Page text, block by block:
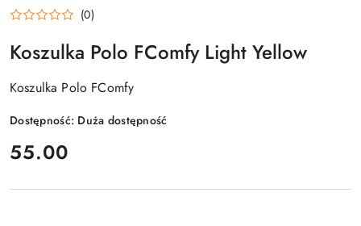
(0)
Koszulka Polo FComfy Light Yellow
Koszulka Polo FComfy
Dostępność: Duża dostępność
cena:
55.00